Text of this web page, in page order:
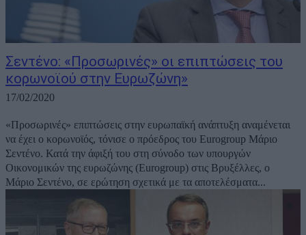
Σεντένο: «Προσωρινές» οι επιπτώσεις του
κορωνοϊού στην Ευρωζώνη»
17/02/2020
«Προσωρινές» επιπτώσεις στην ευρωπαϊκή ανάπτυξη αναμένεται
να έχει ο κορωνοϊός, τόνισε ο πρόεδρος του Eurogroup Μάριο
Σεντένο. Κατά την άφιξή του στη σύνοδο των υπουργών
Οικονομικών της ευρωζώνης (Eurogroup) στις Βρυξέλλες, o
Mάριο Σεντένο, σε ερώτηση σχετικά με τα αποτελέσματα...